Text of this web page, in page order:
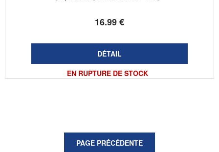
16.99€
EN RUPTURE DE STOCK